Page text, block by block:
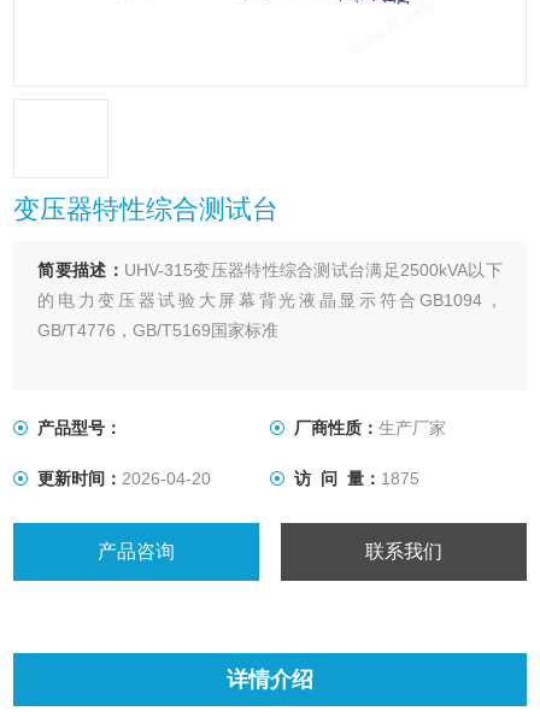
变压器特性综合测试台
简要描述： UHV-315变压器特性综合测试台满足2500kVA以下
的电力变压器试验大屏幕背光液晶显示符合GB1094，
GB/T4776，GB/T5169国家标准
产品型号： 厂商性质： 生产厂家
更新时间： 2026-04-20 访 问 量： 1875
产品咨询 联系我们
详情介绍